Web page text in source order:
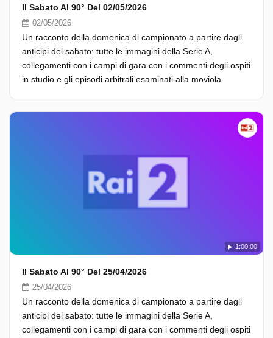
Il Sabato Al 90° Del 02/05/2026
02/05/2026
Un racconto della domenica di campionato a partire dagli
anticipi del sabato: tutte le immagini della Serie A,
collegamenti con i campi di gara con i commenti degli ospiti
in studio e gli episodi arbitrali esaminati alla moviola.
1:00:00
Il Sabato Al 90° Del 25/04/2026
25/04/2026
Un racconto della domenica di campionato a partire dagli
anticipi del sabato: tutte le immagini della Serie A,
collegamenti con i campi di gara con i commenti degli ospiti